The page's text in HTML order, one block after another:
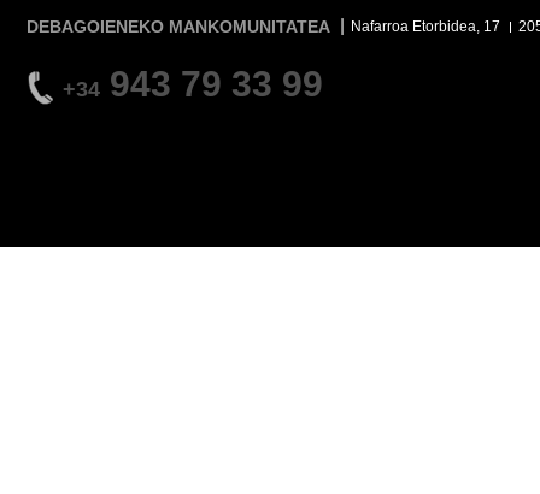
DEBAGOIENEKO MANKOMUNITATEA Nafarroa Etorbidea, 17
+34 943 79 33 99